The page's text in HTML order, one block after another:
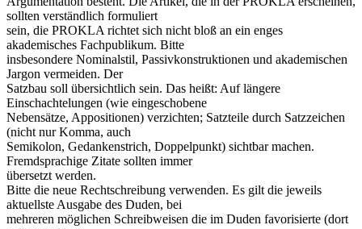
sollten verständlich formuliert
sein, die PROKLA richtet sich nicht bloß an ein enges
akademisches Fachpublikum. Bitte
insbesondere Nominalstil, Passivkonstruktionen und akademischen
Jargon vermeiden. Der
Satzbau soll übersichtlich sein. Das heißt: Auf längere
Einschachtelungen (wie eingeschobene
Nebensätze, Appositionen) verzichten; Satzteile durch Satzzeichen
(nicht nur Komma, auch
Semikolon, Gedankenstrich, Doppelpunkt) sichtbar machen.
Fremdsprachige Zitate sollten immer
übersetzt werden.
Bitte die neue Rechtschreibung verwenden. Es gilt die jeweils
aktuellste Ausgabe des Duden, bei
mehreren möglichen Schreibweisen die im Duden favorisierte (dort